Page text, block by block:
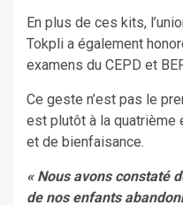
En plus de ces kits,
Tokpli a également
examens du CEPD et
Ce geste n’est pas le
est plutôt à la quatrième
et de bienfaisance.
« Nous avons constaté
de nos enfants